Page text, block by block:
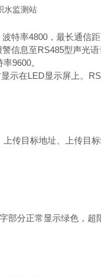
特率4800，最长通信
信息至RS485型声光
9600。
示在LED显示屏上。
传目标地址、上传目
部分正常显示绿色，超